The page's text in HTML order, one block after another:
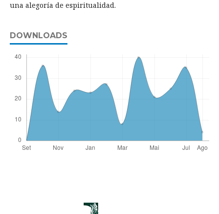
una alegoría de espiritualidad.
DOWNLOADS